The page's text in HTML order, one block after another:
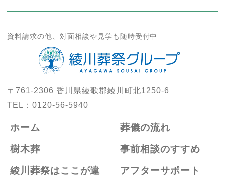
資料請求の他、対面相談や見学も随時受付中
〒761-2306 香川県綾歌郡綾川町北1250-6
TEL：0120-56-5940
ホーム
樹木葬
綾川葬祭はここが違
葬儀の流れ
事前相談のすすめ
アフターサポート